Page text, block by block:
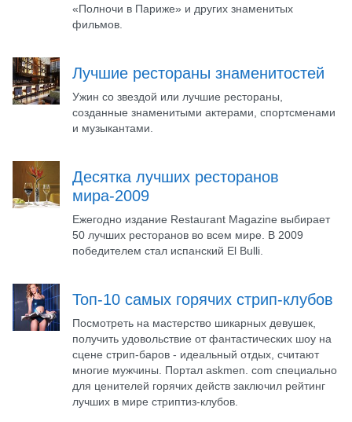
«Полночи в Париже» и других знаменитых
фильмов.
Лучшие рестораны знаменитостей
Ужин со звездой или лучшие рестораны,
созданные знаменитыми актерами, спортсменами
и музыкантами.
Десятка лучших ресторанов
мира-2009
Ежегодно издание Restaurant Magazine выбирает
50 лучших ресторанов во всем мире. В 2009
победителем стал испанский El Bulli.
Топ-10 самых горячих стрип-клубов
Посмотреть на мастерство шикарных девушек,
получить удовольствие от фантастических шоу на
сцене стрип-баров - идеальный отдых, считают
многие мужчины. Портал askmen. com специально
для ценителей горячих действ заключил рейтинг
лучших в мире стриптиз-клубов.